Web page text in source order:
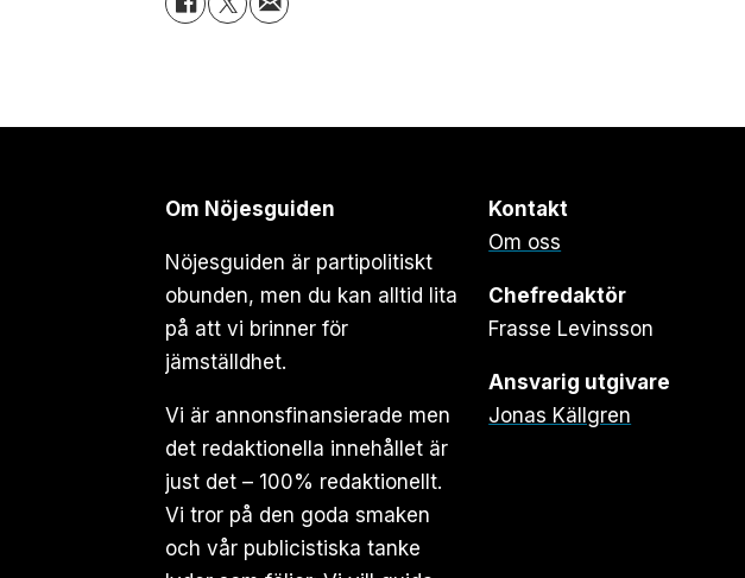
Om Nöjesguiden
Nöjesguiden är partipolitiskt
obunden, men du kan alltid lita
på att vi brinner för
jämställdhet.
Vi är annonsfinansierade men
det redaktionella innehållet är
just det – 100% redaktionellt.
Vi tror på den goda smaken
och vår publicistiska tanke
Kontakt
Om oss
Chefredaktör
Frasse Levinsson
Ansvarig utgivare
Jonas Källgren